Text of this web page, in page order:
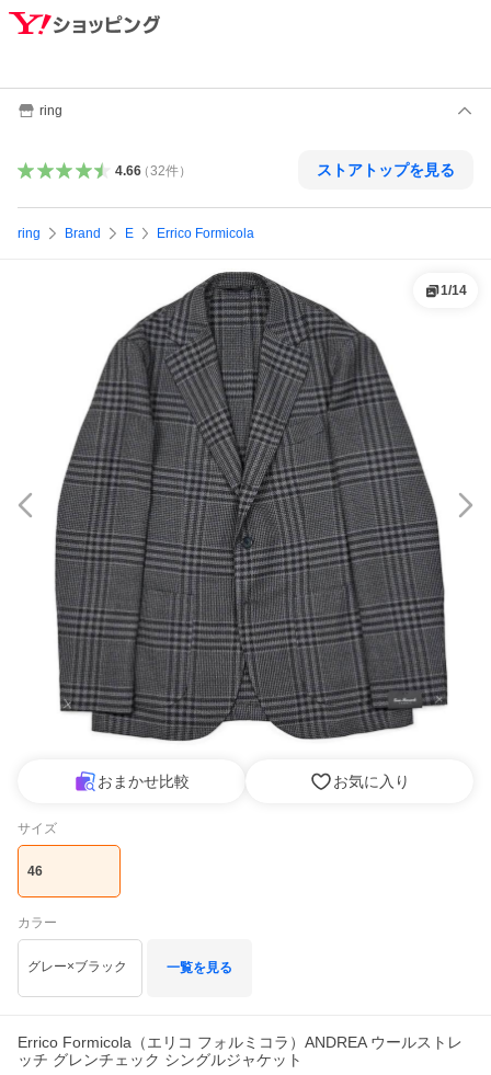
ring
4.66（32件） ストアトップを見る
ring Brand E Errico Formicola
1/14
おまかせ比較 お気に入り
サイズ
46
カラー
グレー×ブラック 一覧を見る
Errico Formicola（エリコ フォルミコラ）ANDREA ウールストレ
ッチ グレンチェック シングルジャケット